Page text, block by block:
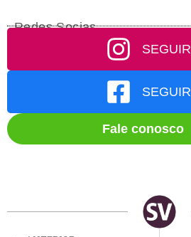
Redes Socias
SEGUIR
SEGUIR
Fale conosco